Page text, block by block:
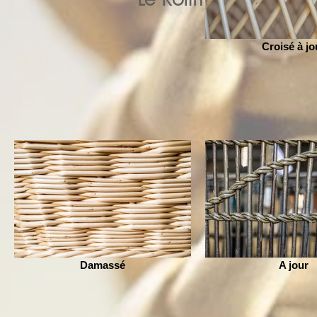
Croisé à
Damassé A jour